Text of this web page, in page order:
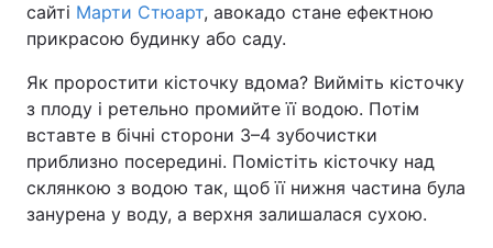
Техно і зв'язок Лайт
Зброя Інциденти
Здоров'я Туризм
Цікавинки Погода
Екологія Регіони
сайті Марти Стюарт, авокадо стане ефектною
прикрасою будинку або саду.
Як проростити кісточку вдома? Вийміть кісточку
з плоду і ретельно промийте її водою. Потім
вставте в бічні сторони 3–4 зубочистки
приблизно посередині. Помістіть кісточку над
склянкою з водою так, щоб її нижня частина була
занурена у воду, а верхня залишалася сухою.